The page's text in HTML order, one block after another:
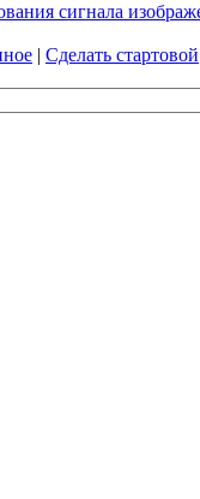
сигнала
| Сделать стартовой